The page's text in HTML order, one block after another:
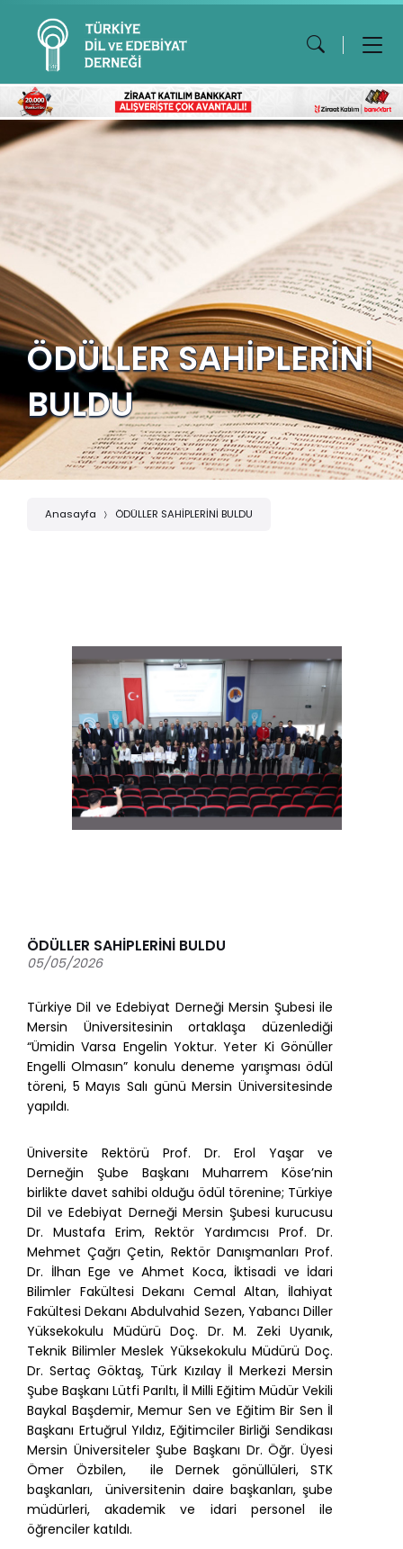
ÖDÜLLER SAHİPLERİNİ
BULDU
Anasayfa ÖDÜLLER SAHİPLERİNİ BULDU
ÖDÜLLER SAHİPLERİNİ BULDU
05/05/2026
Türkiye Dil ve Edebiyat Derneği Mersin Şubesi ile
Mersin Üniversitesinin ortaklaşa düzenlediği
“Ümidin Varsa Engelin Yoktur. Yeter Ki Gönüller
Engelli Olmasın” konulu deneme yarışması ödül
töreni, 5 Mayıs Salı günü Mersin Üniversitesinde
yapıldı.
Üniversite Rektörü Prof. Dr. Erol Yaşar ve
Derneğin Şube Başkanı Muharrem Köse’nin
birlikte davet sahibi olduğu ödül törenine; Türkiye
Dil ve Edebiyat Derneği Mersin Şubesi kurucusu
Dr. Mustafa Erim, Rektör Yardımcısı Prof. Dr.
Mehmet Çağrı Çetin, Rektör Danışmanları Prof.
Dr. İlhan Ege ve Ahmet Koca, İktisadi ve İdari
Bilimler Fakültesi Dekanı Cemal Altan, İlahiyat
Fakültesi Dekanı Abdulvahid Sezen, Yabancı Diller
Yüksekokulu Müdürü Doç. Dr. M. Zeki Uyanık,
Teknik Bilimler Meslek Yüksekokulu Müdürü Doç.
Dr. Sertaç Göktaş, Türk Kızılay İl Merkezi Mersin
Şube Başkanı Lütfi Parıltı, İl Milli Eğitim Müdür Vekili
Baykal Başdemir, Memur Sen ve Eğitim Bir Sen İl
Başkanı Ertuğrul Yıldız, Eğitimciler Birliği Sendikası
Mersin Üniversiteler Şube Başkanı Dr. Öğr. Üyesi
Ömer Özbilen, ile Dernek gönüllüleri, STK
başkanları, üniversitenin daire başkanları, şube
müdürleri, akademik ve idari personel ile
öğrenciler katıldı.